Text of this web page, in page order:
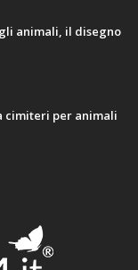
animali, il disegno
cimiteri per animali